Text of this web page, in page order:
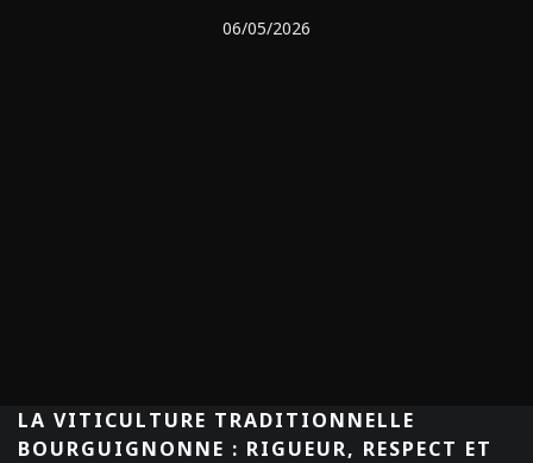
06/05/2026
LA VITICULTURE TRADITIONNELLE
BOURGUIGNONNE : RIGUEUR, RESPECT ET